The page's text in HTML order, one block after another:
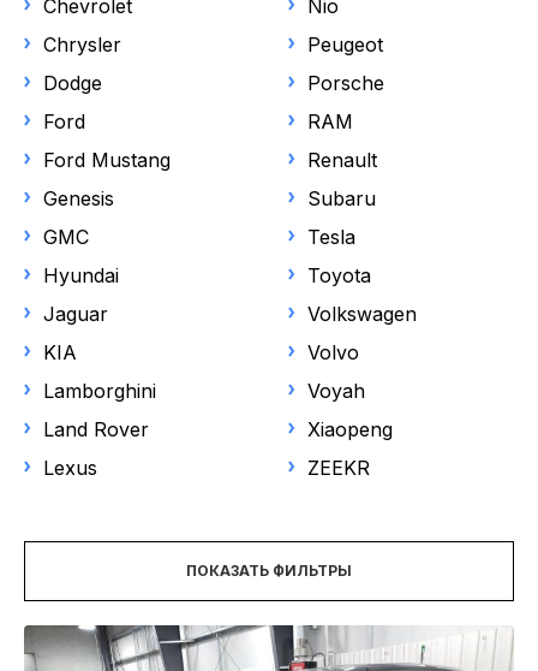
ОТЗЫВЫ
НОВОСТИ
Chevrolet
Chrysler
Dodge
Ford
Ford Mustang
Genesis
GMC
Hyundai
Jaguar
KIA
Lamborghini
Land Rover
Lexus
Nio
Peugeot
Porsche
RAM
Renault
Subaru
Tesla
Toyota
Volkswagen
Volvo
Voyah
Xiaopeng
ZEEKR
ПОКАЗАТЬ ФИЛЬТРЫ
Chrysler
Модель
Выберите модель
Цена
С НДС
Год выпуска
Пробег